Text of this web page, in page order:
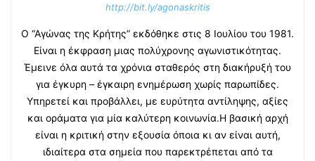
http://bit.ly/agonaskritis
Ο “Αγώνας της Κρήτης” εκδόθηκε στις 8 Ιουλίου του 1981.
Είναι η έκφραση μιας πολύχρονης αγωνιστικότητας.
Έμεινε όλα αυτά τα χρόνια σταθερός στη διακήρυξή του
για έγκυρη – έγκαιρη ενημέρωση χωρίς παρωπίδες.
Υπηρετεί και προβάλλει, με ευρύτητα αντίληψης, αξίες
και οράματα για μία καλύτερη κοινωνία.Η βασική αρχή
είναι η κριτική στην εξουσία όποια κι αν είναι αυτή,
ιδιαίτερα στα σημεία που παρεκτρέπεται από τα